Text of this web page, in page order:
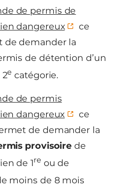
de permis de
dangereux
ce
de demander la
de détention d’un
2e catégorie.
de permis
dangereux
ce
de demander la
provisoire de
de 1re ou de
moins de 8 mois